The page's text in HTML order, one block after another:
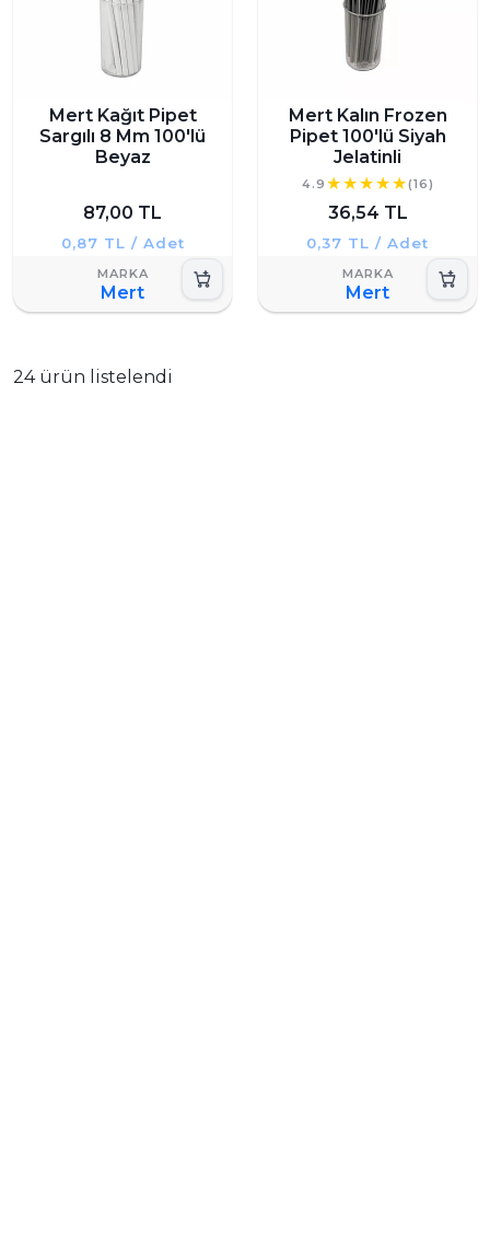
Mert Kağıt Pipet
Sargılı 8 Mm 100'lü
Beyaz
87,00 TL
0,87 TL / Adet
Mert
Mert Kalın Frozen
Pipet 100'lü Siyah
Jelatinli
4.9 (16)
36,54 TL
0,37 TL / Adet
Mert
24 ürün listelendi